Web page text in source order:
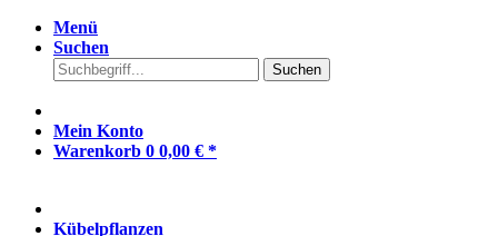
Menü
Suchen
Suchen
Mein Konto
Warenkorb 0 0,00 € *
Kübelpflanzen